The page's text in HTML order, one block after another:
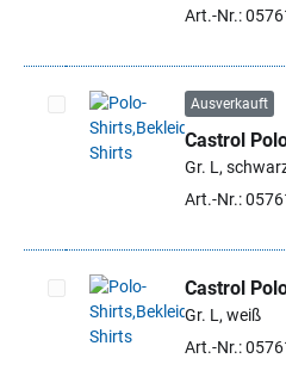
Art.-Nr.:
Artikel auswählen
Ausverkauft
Castrol
Gr. L,
Art.-Nr.:
Artikel auswählen
Castrol
Gr. L, weiß
Art.-Nr.: